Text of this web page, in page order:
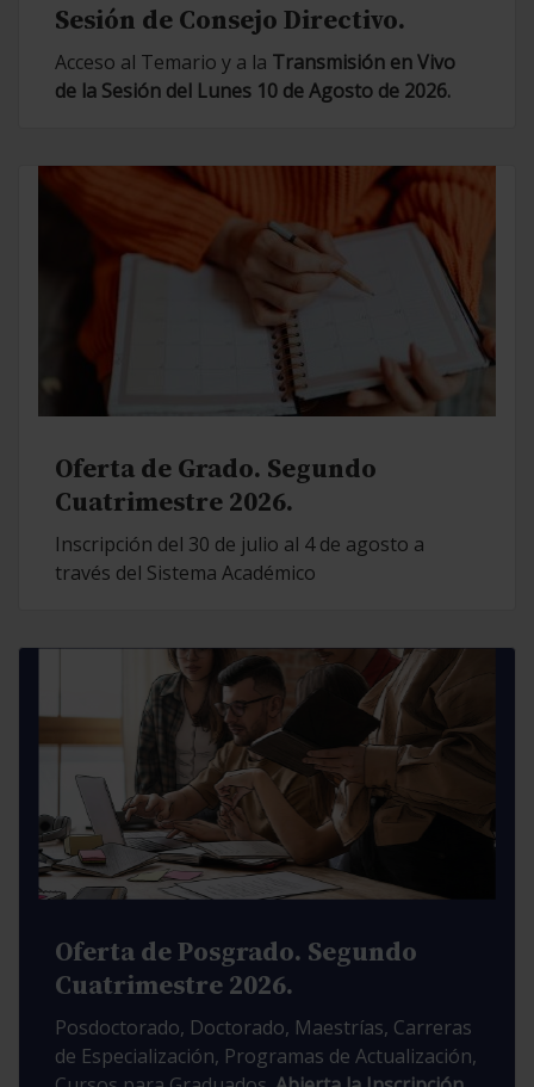
Sesión de Consejo Directivo.
Acceso al Temario y a la Transmisión en Vivo
de la Sesión del Lunes 10 de Agosto de 2026.
Oferta de Grado. Segundo
Cuatrimestre 2026.
Inscripción del 30 de julio al 4 de agosto a
través del Sistema Académico
Oferta de Posgrado. Segundo
Cuatrimestre 2026.
Posdoctorado, Doctorado, Maestrías, Carreras
de Especialización, Programas de Actualización,